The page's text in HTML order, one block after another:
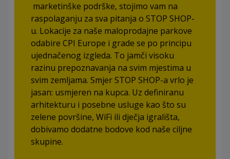
marketinške podrške, stojimo vam na
raspolaganju za sva pitanja o STOP SHOP-
u. Lokacije za naše maloprodajne parkove
odabire CPI Europe i grade se po principu
ujednačenog izgleda. To jamči visoku
razinu prepoznavanja na svim mjestima u
svim zemljama. Smjer STOP SHOP-a vrlo je
jasan: usmjeren na kupca. Uz definiranu
arhitekturu i posebne usluge kao što su
zelene površine, WiFi ili dječja igrališta,
dobivamo dodatne bodove kod naše ciljne
skupine.